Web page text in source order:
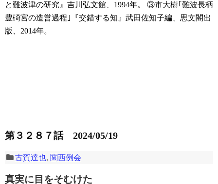
と難波津の研究』吉川弘文館、1994年。
③市大樹｢難波長柄
豊碕宮の造営過程｣『交錯する知』武田佐知子編、思文閣出
版、2014年。
第３２８７話 2024/05/19
古賀達也, 関西例会
真実に目をそむけた